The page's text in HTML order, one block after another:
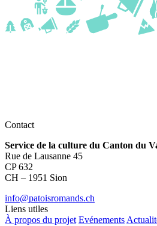
Contact
Service de la culture du Canton du
Rue de Lausanne 45
CP 632
CH – 1951 Sion
info@patoisromands.ch
Liens utiles
À propos du projet Evénements